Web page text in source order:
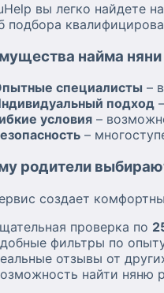
вы легко найдете
подбора
найма няни
специалисты –
подход
условия –
–
родители
создает
проверка по
фильтры по
отзывы от
найти